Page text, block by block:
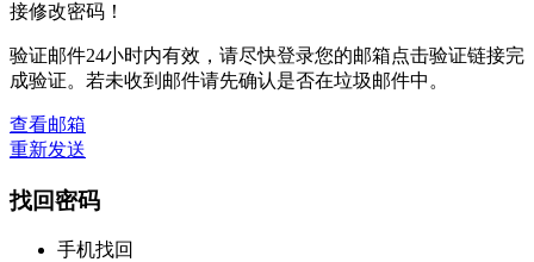
接修改密码！
验证邮件24小时内有效，请尽快登录您的邮箱点击验证链接完
成验证。若未收到邮件请先确认是否在垃圾邮件中。
查看邮箱
重新发送
找回密码
手机找回